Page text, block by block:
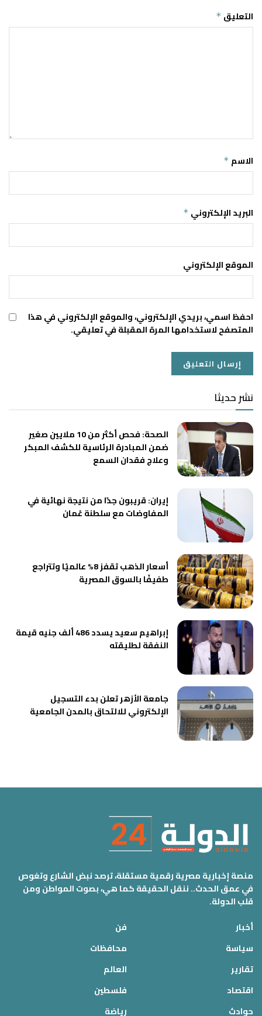
التعليق *
الاسم *
البريد الإلكتروني *
الموقع الإلكتروني
احفظ اسمي، بريدي الإلكتروني، والموقع الإلكتروني في هذا
المتصفح لاستخدامها المرة المقبلة في تعليقي.
نشر حديثا
الصحة: فحص أكثر من 10 ملايين صغير
ضمن المبادرة الرئاسية للكشف المبكر
وعلاج فقدان السمع
إيران: قريبون جدًا من نتيجة نهائية في
المفاوضات مع سلطنة عُمان
أسعار الذهب تقفز 8% عالميًا وتتراجع
طفيفًا بالسوق المصرية
إبراهيم سعيد يسدد 486 ألف جنيه قيمة
النفقة لطليقته
جامعة الأزهر تعلن بدء التسجيل
الإلكتروني للالتحاق بالمدن الجامعية
منصة إخبارية مصرية رقمية مستقلة، ترصد نبض الشارع وتغوص
في عمق الحدث.. ننقل الحقيقة كما هي، بصوت المواطن ومن
قلب الدولة.
أخبار
سياسة
تقارير
اقتصاد
حوادث
فن
محافظات
العالم
فلسطين
رياضة